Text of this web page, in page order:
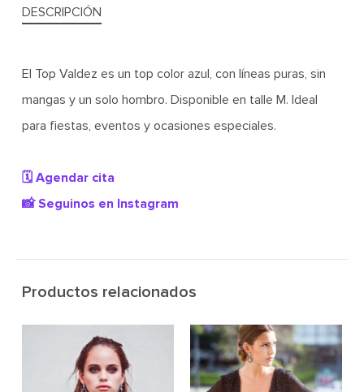
DESCRIPCIÓN
El Top Valdez es un top color azul, con líneas puras, sin
mangas y un solo hombro. Disponible en talle M. Ideal
para fiestas, eventos y ocasiones especiales.
🗓️ Agendar cita
📸 Seguinos en Instagram
Productos relacionados